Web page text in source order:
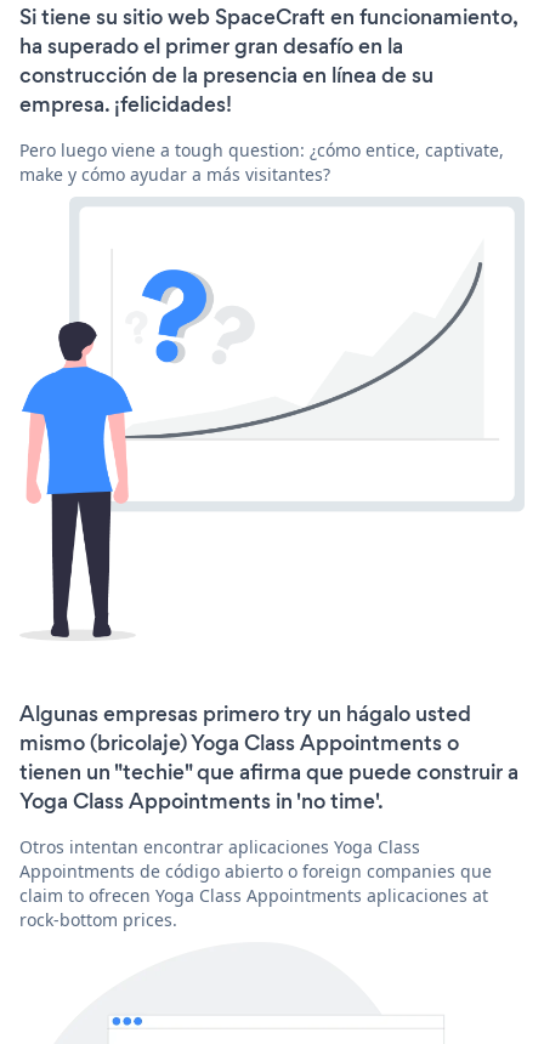
Si tiene su sitio web SpaceCraft en funcionamiento,
ha superado el primer gran desafío en la
construcción de la presencia en línea de su
empresa. ¡felicidades!
Pero luego viene a tough question: ¿cómo entice, captivate,
make y cómo ayudar a más visitantes?
Algunas empresas primero try un hágalo usted
mismo (bricolaje) Yoga Class Appointments o
tienen un "techie" que afirma que puede construir a
Yoga Class Appointments in 'no time'.
Otros intentan encontrar aplicaciones Yoga Class
Appointments de código abierto o foreign companies que
claim to ofrecen Yoga Class Appointments aplicaciones at
rock-bottom prices.